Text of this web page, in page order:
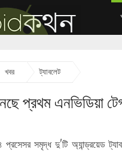
খবর ট্যাবলেট
প্রথম এনভিডিয়া
প্রসেসর সমৃদ্ধ দু’টি অ্যান্ড্রয়েড